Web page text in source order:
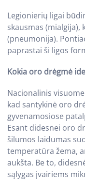
Legionierių ligai
skausmas (mialgija),
(pneumonija).
paprastai ši ligos
Kokia oro drėgmė
Nacionalinis
kad santykinė oro
gyvenamosiose
Esant didesnei oro
šilumos laidumas
temperatūra žema,
aukšta. Be to,
sąlygas įvairiems